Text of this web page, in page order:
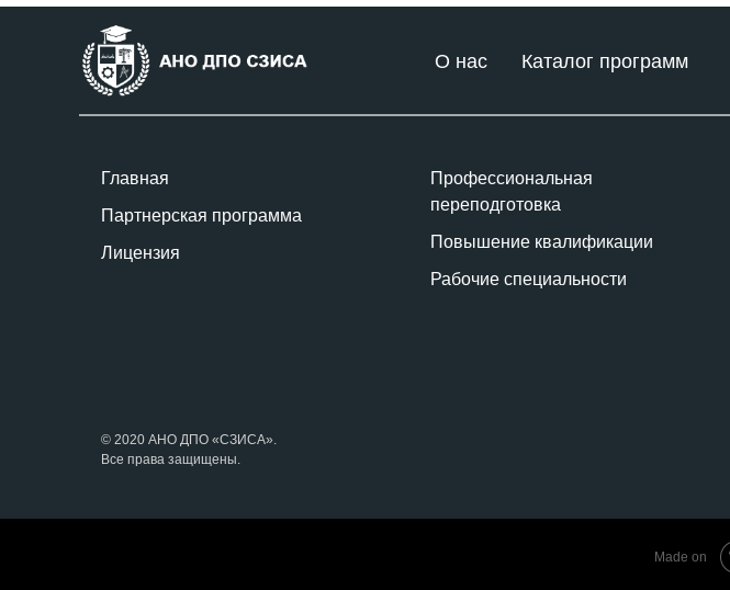
О нас Каталог программ
Главная
Партнерская программа
Лицензия
Профессиональная
переподготовка
Повышение квалификации
Рабочие специальности
© 2020 АНО ДПО «СЗИСА».
Все права защищены.
Made on